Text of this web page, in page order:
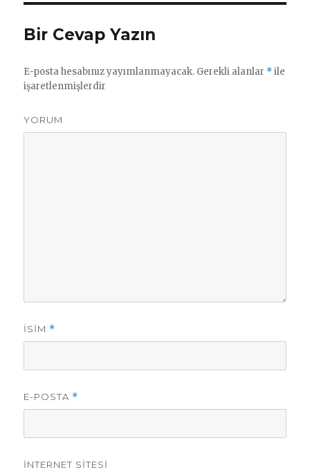
Bir Cevap Yazın
E-posta hesabınız yayımlanmayacak. Gerekli alanlar *ile
işaretlenmişlerdir
YORUM
İSIM *
E-POSTA *
İNTERNET SITESI